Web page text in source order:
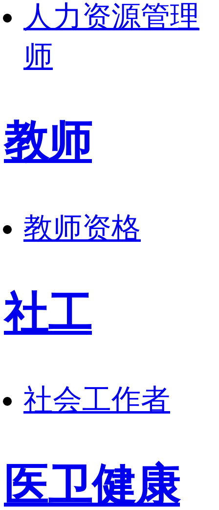
人力资源管理
师
教师
教师资格
社工
社会工作者
医卫健康